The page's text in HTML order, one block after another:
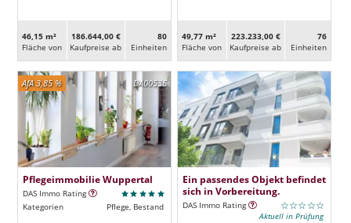
46,15 m²
Fläche von
186.644,00 €
Kaufpreise ab
80
Ein­heiten
49,77 m²
Fläche von
223.233,00 €
Kaufpreise ab
76
Ein­heiten
DA00536
AfA 3,85 %
Pflegeimmobilie Wuppertal
DAS Immo Rating
Kategorien
Pflege, Bestand
Ein passendes Objekt befindet
sich in Vorbereitung.
DAS Immo Rating
Aktuell in Prüfung